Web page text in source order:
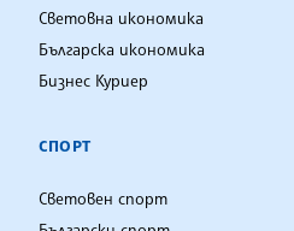
Световна икономика
Българска икономика
Бизнес Куриер
СПОРТ
Световен спорт